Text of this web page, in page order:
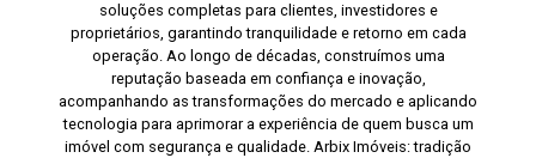
soluções completas para clientes, investidores e
proprietários, garantindo tranquilidade e retorno em cada
operação. Ao longo de décadas, construímos uma
reputação baseada em confiança e inovação,
acompanhando as transformações do mercado e aplicando
tecnologia para aprimorar a experiência de quem busca um
imóvel com segurança e qualidade. Arbix Imóveis: tradição